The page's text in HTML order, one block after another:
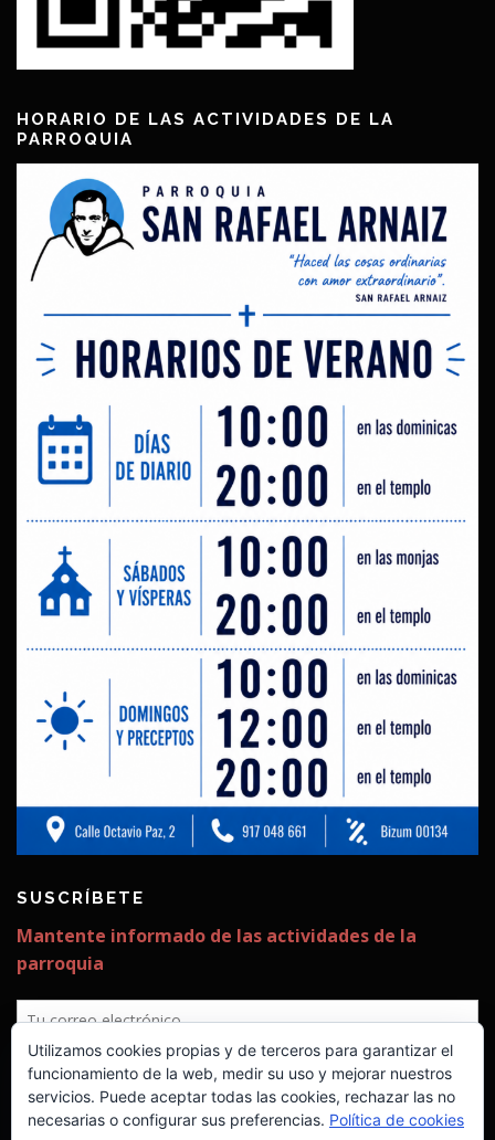
HORARIO DE LAS ACTIVIDADES DE LA
PARROQUIA
SUSCRÍBETE
Utilizamos cookies propias y de terceros para garantizar el
funcionamiento de la web, medir su uso y mejorar nuestros
servicios. Puede aceptar todas las cookies, rechazar las no
necesarias o configurar sus preferencias. Política de cookies